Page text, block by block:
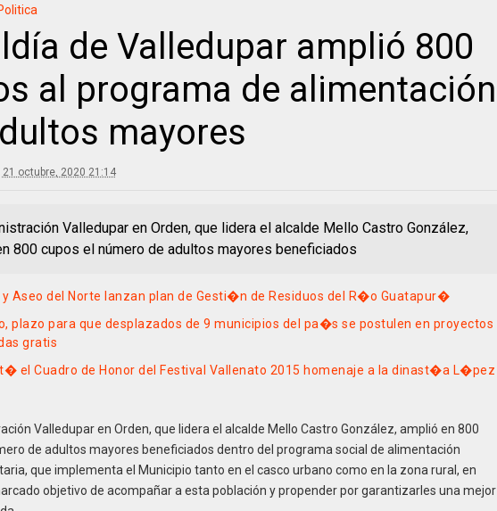
de Valledupar amplió 800
al programa de alimentación
mayores
21 octubre, 2020 21:14
Valledupar en Orden, que lidera el alcalde Mello Castro González,
800 cupos el número de adultos mayores beneficiados
y Aseo del Norte lanzan plan de Gesti�n de Residuos del R�o Guatapur�
plazo para que desplazados de 9 municipios del pa�s se postulen en proyectos
gratis
el Cuadro de Honor del Festival Vallenato 2015 homenaje a la dinast�a L�pez
Valledupar en Orden, que lidera el alcalde Mello Castro González, amplió en 800
de adultos mayores beneficiados dentro del programa social de alimentación
que implementa el Municipio tanto en el casco urbano como en la zona rural, en
objetivo de acompañar a esta población y propender por garantizarles una mejor